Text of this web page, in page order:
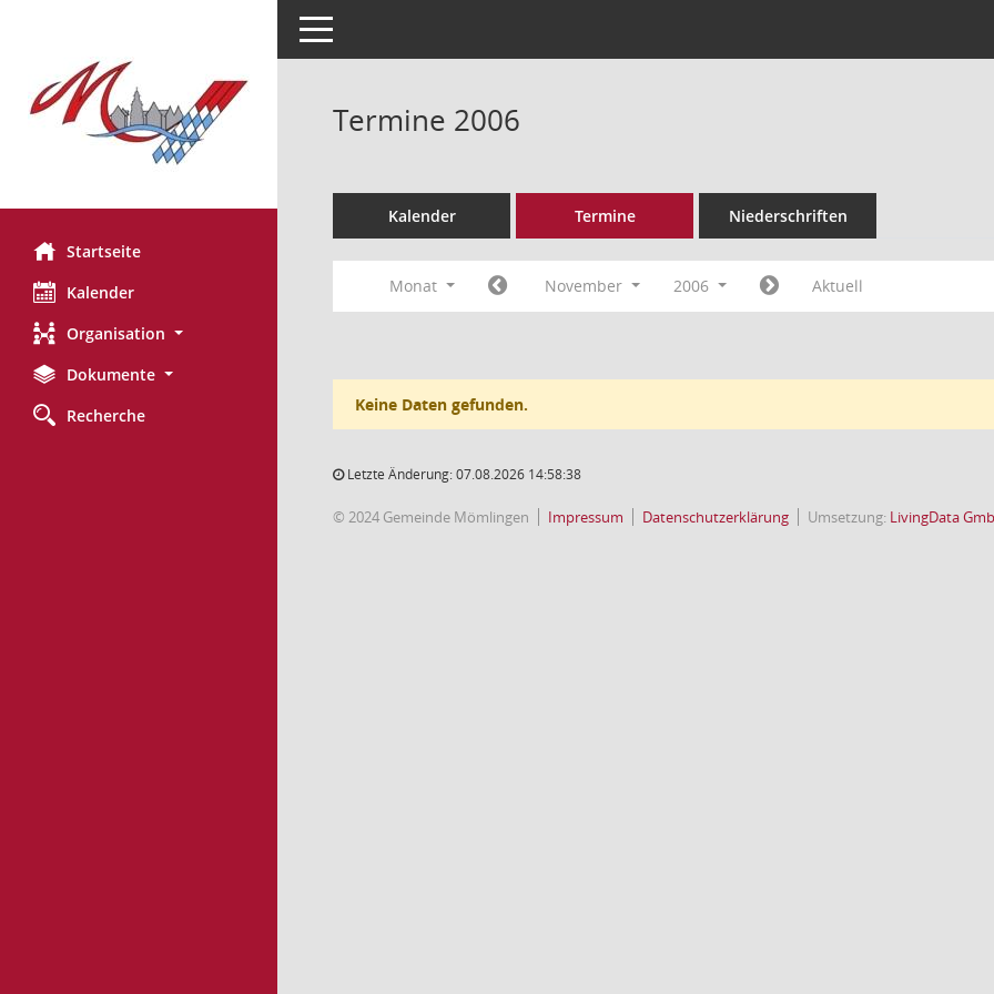
Startseite
Kalender
Organisation
Dokumente
Recherche
Toggle navigation
Termine 2006
Kalender Termine Niederschriften
Monat November 2006 Aktuell
Keine Daten gefunden.
Letzte Änderung: 07.08.2026 14:58:38
© 2024 Gemeinde Mömlingen Impressum Datenschutzerklärung Umsetzung: LivingData